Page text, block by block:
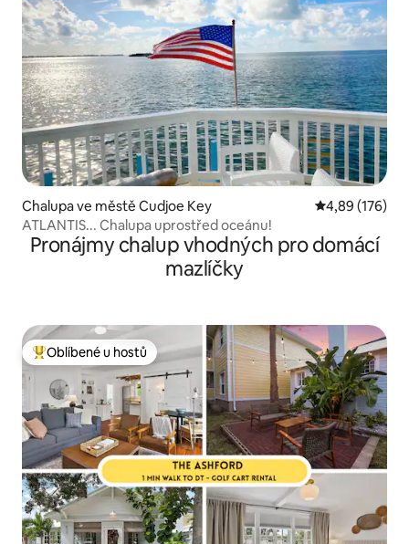
Chalupa ve městě Cudjoe Key Průměrné
4,89 (176)
ATLANTIS... Chalupa uprostřed oceánu!
Pronájmy chalup vhodných pro domácí
mazlíčky
Nejlepší v kategorii Oblíbené u hostů
Oblíbené u hostů